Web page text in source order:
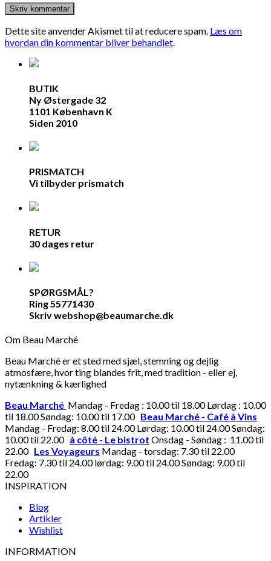
Dette site anvender Akismet til at reducere spam. Læs om
hvordan din kommentar bliver behandlet.
BUTIK
Ny Østergade 32
1101 København K
Siden 2010
PRISMATCH
Vi tilbyder prismatch
RETUR
30 dages retur
SPØRGSMÅL?
Ring 55771430
Skriv webshop@beaumarche.dk
Om Beau Marché
Beau Marché er et sted med sjæl, stemning og dejlig
atmosfære, hvor ting blandes frit, med tradition - eller ej,
nytænkning & kærlighed
Beau Marché Mandag - Fredag : 10.00 til 18.00 Lørdag : 10.00
til 18.00 Søndag: 10.00 til 17.00 Beau Marché - Café à Vins
Mandag - Fredag: 8.00 til 24.00 Lørdag: 10.00 til 24.00 Søndag:
10.00 til 22.00 à côté - Le bistrot Onsdag - Søndag : 11.00 til
22.00 Les Voyageurs Mandag - torsdag: 7.30 til 22.00
Fredag: 7.30 til 24.00 lørdag: 9.00 til 24.00 Søndag: 9.00 til
22.00
INSPIRATION
Blog
Artikler
Wishlist
INFORMATION